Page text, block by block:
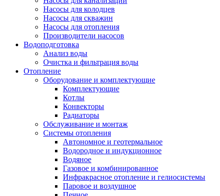
Насосы для колодцев
Насосы для скважин
Насосы для отопления
Производители насосов
Водоподготовка
Анализ воды
Очистка и фильтрация воды
Отопление
Оборудование и комплектующие
Комплектующие
Котлы
Конвекторы
Радиаторы
Обслуживание и монтаж
Системы отопления
Автономное и геотермальное
Водородное и индукционное
Водяное
Газовое и комбинированное
Инфракрасное отопление и гелиосистемы
Паровое и воздушное